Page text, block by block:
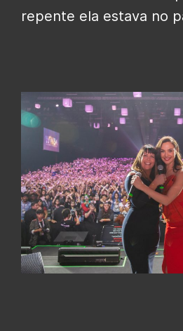
repente ela estava no